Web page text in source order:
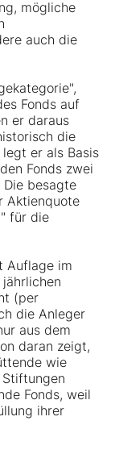
mögliche
auch die
Fonds auf
er daraus
die
er als Basis
Fonds zwei
besagte
Aktienquote
für die
Auflage im
(per
die Anleger
aus dem
daran zeigt,
wie
Fonds, weil
ihrer